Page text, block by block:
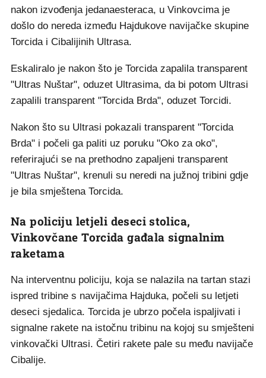
nakon izvođenja jedanaesteraca, u Vinkovcima je
došlo do nereda između Hajdukove navijačke skupine
Torcida i Cibalijinih Ultrasa.
Eskaliralo je nakon što je Torcida zapalila transparent
"Ultras Nuštar", oduzet Ultrasima, da bi potom Ultrasi
zapalili transparent "Torcida Brda", oduzet Torcidi.
Nakon što su Ultrasi pokazali transparent "Torcida
Brda" i počeli ga paliti uz poruku "Oko za oko",
referirajući se na prethodno zapaljeni transparent
"Ultras Nuštar", krenuli su neredi na južnoj tribini gdje
je bila smještena Torcida.
Na policiju letjeli deseci stolica,
Vinkovčane Torcida gađala signalnim
raketama
Na interventnu policiju, koja se nalazila na tartan stazi
ispred tribine s navijačima Hajduka, počeli su letjeti
deseci sjedalica. Torcida je ubrzo počela ispaljivati i
signalne rakete na istočnu tribinu na kojoj su smješteni
vinkovački Ultrasi. Četiri rakete pale su među navijače
Cibalije.